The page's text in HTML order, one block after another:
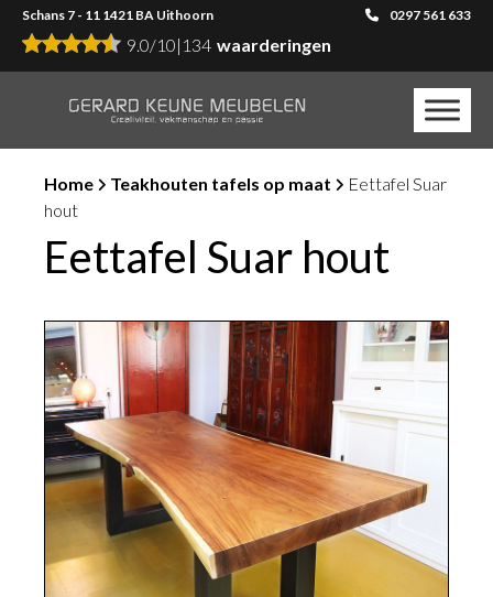
Schans 7 - 11 1421 BA Uithoorn 0297 561 633
9.0/10| 134 waarderingen
Home Teakhouten tafels op maat
Eettafel Suar
hout
Eettafel Suar hout